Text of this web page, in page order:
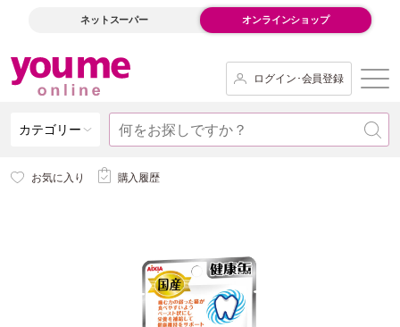
ネットスーパー オンラインショップ
ログイン･会員登録
カテゴリー
お気に入り 購入履歴